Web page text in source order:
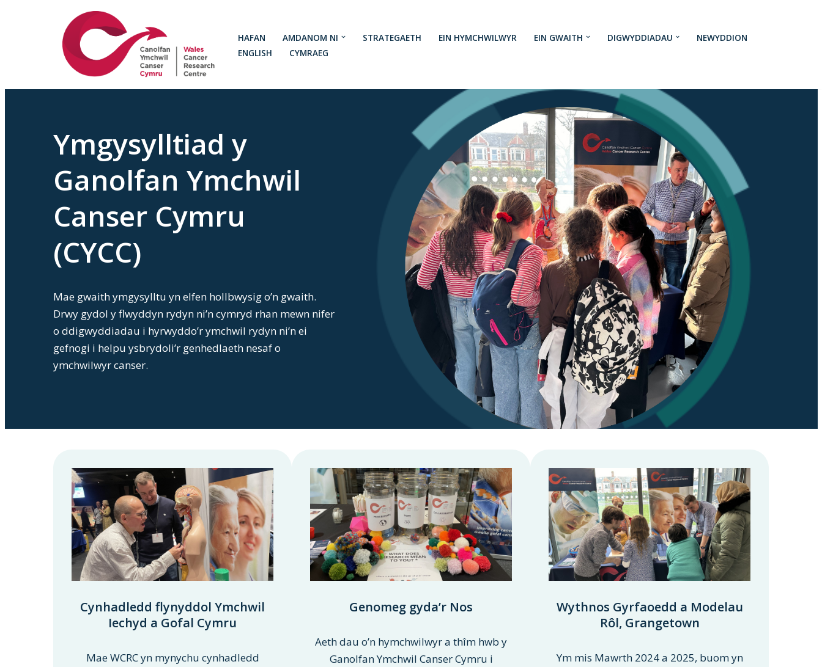
HAFAN AMDANOM NI STRATEGAETH EIN HYMCHWILWYR EIN GWAITH DIGWYDDIADAU
NEWYDDION
ENGLISH
CYMRAEG
Ymgysylltiad y
Ganolfan Ymchwil
Canser Cymru
(CYCC)
Mae gwaith ymgysylltu yn elfen hollbwysig o’n gwaith.
Drwy gydol y flwyddyn rydyn ni’n cymryd rhan mewn nifer
o ddigwyddiadau i hyrwyddo’r ymchwil rydyn ni’n ei
gefnogi i helpu ysbrydoli’r genhedlaeth nesaf o
ymchwilwyr canser.
Cynhadledd flynyddol Ymchwil
Iechyd a Gofal Cymru
Mae WCRC yn mynychu cynhadledd
Genomeg gyda’r Nos
Aeth dau o’n hymchwilwyr a thîm hwb y
Ganolfan Ymchwil Canser Cymru i
Wythnos Gyrfaoedd a Modelau
Rôl, Grangetown
Ym mis Mawrth 2024 a 2025, buom yn